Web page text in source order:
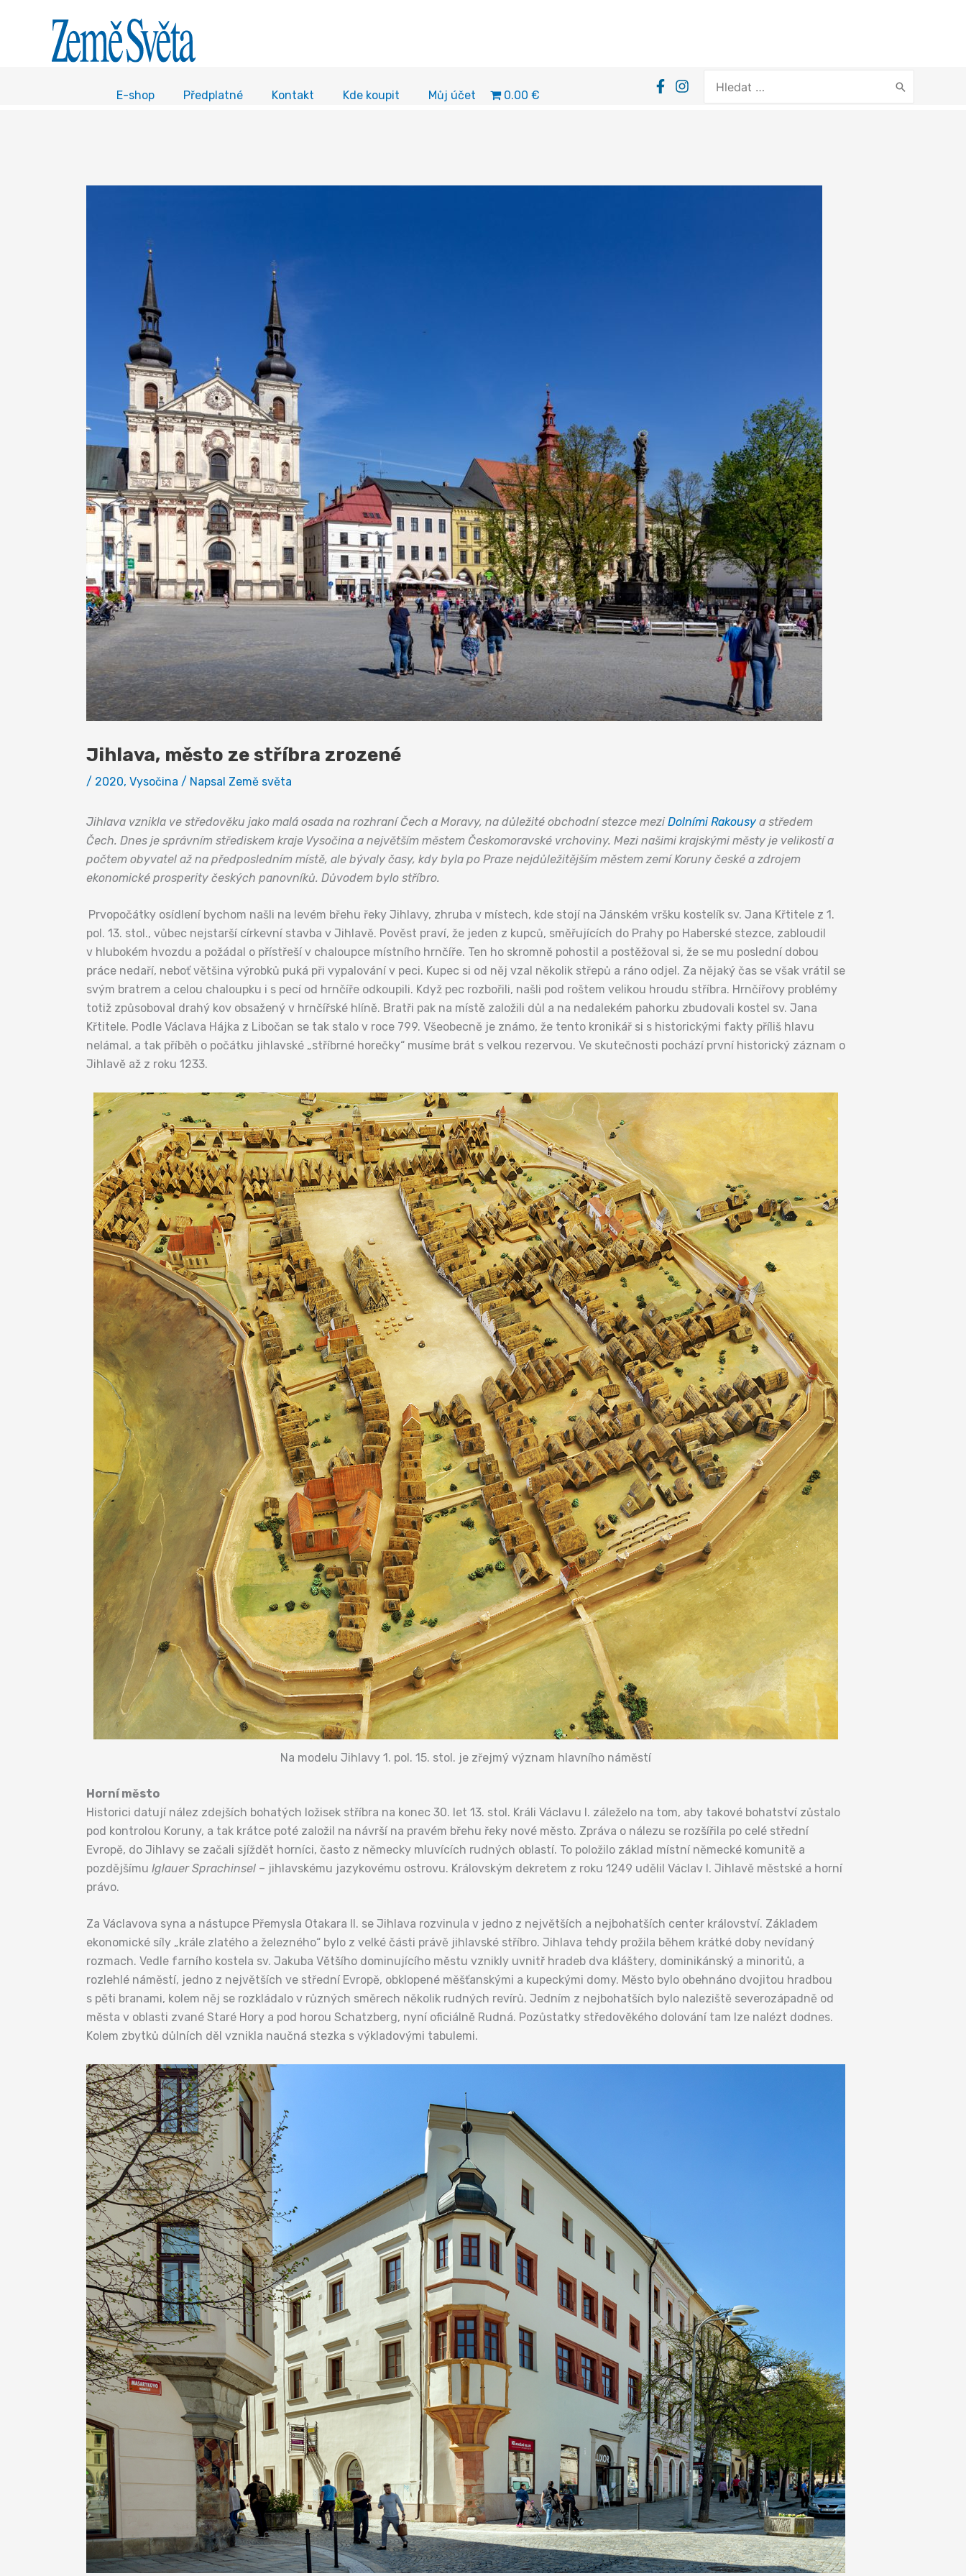
E-shop Předplatné Kontakt Kde koupit Můj účet 0.00 €
for:
Jihlava, město ze stříbra zrozené
/ 2020, Vysočina / Napsal Země světa
Jihlava vznikla ve středověku jako malá osada na rozhraní Čech a Moravy, na důležité obchodní stezce mezi Dolními Rakousy a středem
Čech. Dnes je správním střediskem kraje Vysočina a největším městem Českomoravské vrchoviny. Mezi našimi krajskými městy je velikostí a
počtem obyvatel až na předposledním místě, ale bývaly časy, kdy byla po Praze nejdůležitějším městem zemí Koruny české a zdrojem
ekonomické prosperity českých panovníků. Důvodem bylo stříbro.
Prvopočátky osídlení bychom našli na levém břehu řeky Jihlavy, zhruba v místech, kde stojí na Jánském vršku kostelík sv. Jana Křtitele z 1.
pol. 13. stol., vůbec nejstarší církevní stavba v Jihlavě. Pověst praví, že jeden z kupců, směřujících do Prahy po Haberské stezce, zabloudil
v hlubokém hvozdu a požádal o přístřeší v chaloupce místního hrnčíře. Ten ho skromně pohostil a postěžoval si, že se mu poslední dobou
práce nedaří, neboť většina výrobků puká při vypalování v peci. Kupec si od něj vzal několik střepů a ráno odjel. Za nějaký čas se však vrátil se
svým bratrem a celou chaloupku i s pecí od hrnčíře odkoupili. Když pec rozbořili, našli pod roštem velikou hroudu stříbra. Hrnčířovy problémy
totiž způsoboval drahý kov obsažený v hrnčířské hlíně. Bratři pak na místě založili důl a na nedalekém pahorku zbudovali kostel sv. Jana
Křtitele. Podle Václava Hájka z Libočan se tak stalo v roce 799. Všeobecně je známo, že tento kronikář si s historickými fakty příliš hlavu
nelámal, a tak příběh o počátku jihlavské „stříbrné horečky“ musíme brát s velkou rezervou. Ve skutečnosti pochází první historický záznam o
Jihlavě až z roku 1233.
Na modelu Jihlavy 1. pol. 15. stol. je zřejmý význam hlavního náměstí
Horní město
Historici datují nález zdejších bohatých ložisek stříbra na konec 30. let 13. stol. Králi Václavu I. záleželo na tom, aby takové bohatství zůstalo
pod kontrolou Koruny, a tak krátce poté založil na návrší na pravém břehu řeky nové město. Zpráva o nálezu se rozšířila po celé střední
Evropě, do Jihlavy se začali sjíždět horníci, často z německy mluvících rudných oblastí. To položilo základ místní německé komunitě a
pozdějšímu Iglauer Sprachinsel – jihlavskému jazykovému ostrovu. Královským dekretem z roku 1249 udělil Václav I. Jihlavě městské a horní
právo.
Za Václavova syna a nástupce Přemysla Otakara II. se Jihlava rozvinula v jedno z největších a nejbohatších center království. Základem
ekonomické síly „krále zlatého a železného“ bylo z velké části právě jihlavské stříbro. Jihlava tehdy prožila během krátké doby nevídaný
rozmach. Vedle farního kostela sv. Jakuba Většího dominujícího městu vznikly uvnitř hradeb dva kláštery, dominikánský a minoritů, a
rozlehlé náměstí, jedno z největších ve střední Evropě, obklopené měšťanskými a kupeckými domy. Město bylo obehnáno dvojitou hradbou
s pěti branami, kolem něj se rozkládalo v různých směrech několik rudných revírů. Jedním z nejbohatších bylo naleziště severozápadně od
města v oblasti zvané Staré Hory a pod horou Schatzberg, nyní oficiálně Rudná. Pozůstatky středověkého dolování tam lze nalézt dodnes.
Kolem zbytků důlních děl vznikla naučná stezka s výkladovými tabulemi.